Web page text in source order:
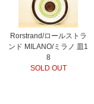
Rorstrand/ロールストラ
ンド MILANO/ミラノ 皿1
8
SOLD OUT